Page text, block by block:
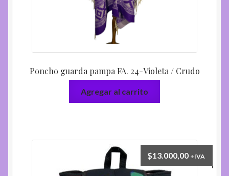
Poncho guarda pampa FA. 24-Violeta / Crudo
Agregar al carrito
$13.000,00 +IVA